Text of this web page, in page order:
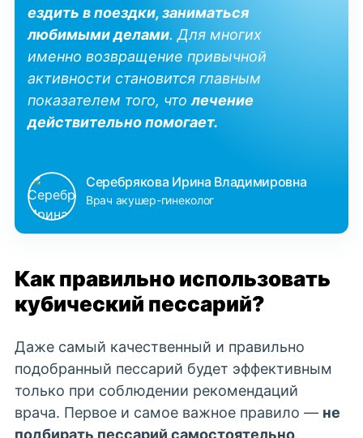
ездить в поездки, заниматься
любимыми делами. Для многих
именно возвращение привычной
активности становится главным
показателем того, что лечение
действительно помогает.
Серебрякова Ирина Владимировна
Врач акушер-гинеколог
Как правильно использовать
кубический пессарий?
Даже самый качественный и правильно
подобранный пессарий будет эффективным
только при соблюдении рекомендаций
врача. Первое и самое важное правило — не
подбирать пессарий самостоятельно.